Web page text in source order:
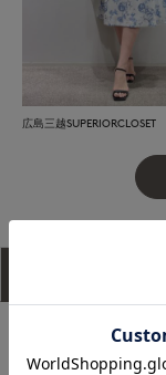
広島三越SUPERIORCLOSET
白地にかすれたブ